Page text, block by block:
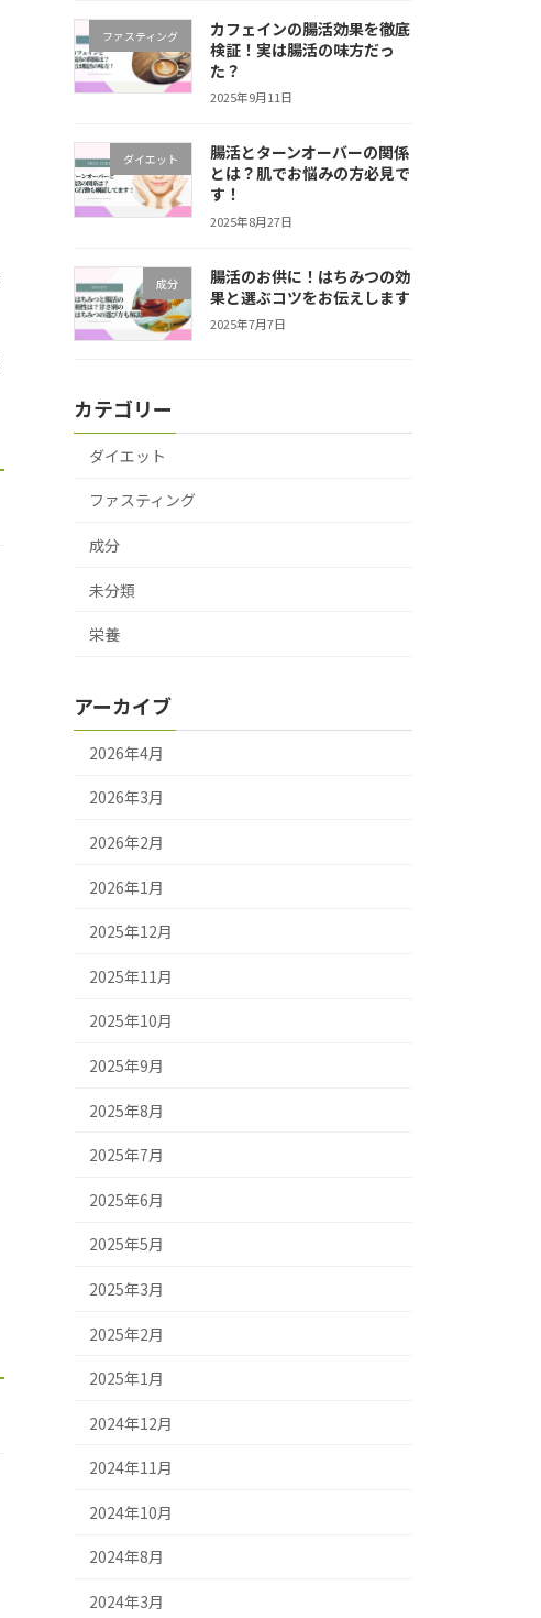
ファスティング
カフェインの腸活効果を徹底
検証！実は腸活の味方だっ
た？
2025年9月11日
ダイエット
腸活とターンオーバーの関係
とは？肌でお悩みの方必見で
す！
2025年8月27日
成分
腸活のお供に！はちみつの効
果と選ぶコツをお伝えします
2025年7月7日
カテゴリー
ダイエット
ファスティング
成分
未分類
栄養
アーカイブ
2026年4月
2026年3月
2026年2月
2026年1月
2025年12月
2025年11月
2025年10月
2025年9月
2025年8月
2025年7月
2025年6月
2025年5月
2025年3月
2025年2月
2025年1月
2024年12月
2024年11月
2024年10月
2024年8月
2024年3月